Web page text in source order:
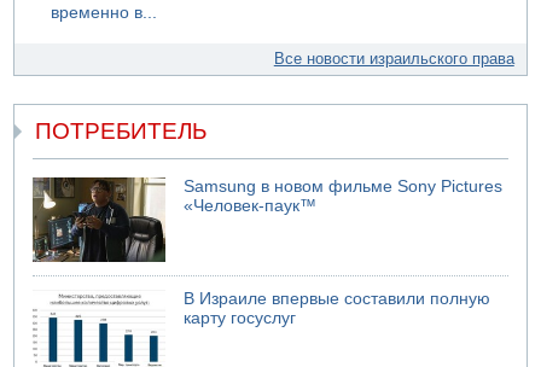
временно в...
Все новости израильского права
ПОТРЕБИТЕЛЬ
Samsung в новом фильме Sony Pictures
«Человек-паук™
В Израиле впервые составили полную
карту госуслуг